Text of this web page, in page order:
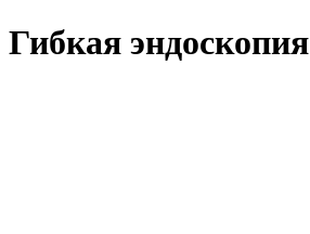
Гибкая эндоскопия